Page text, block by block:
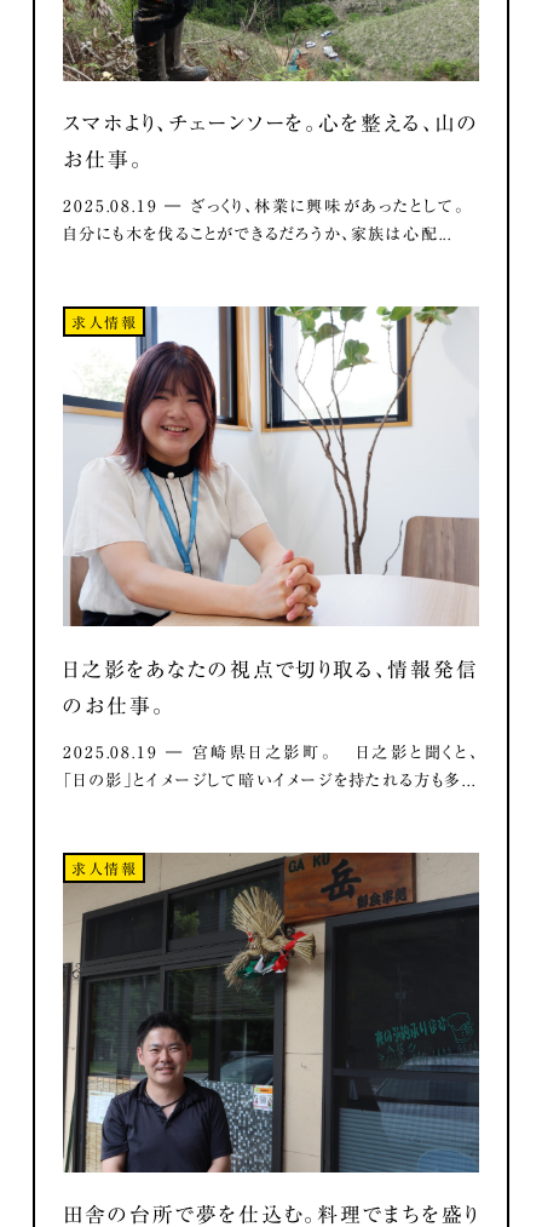
スマホより、チェーンソーを。心を整える、山の
お仕事。
2025.08.19 ― ざっくり、林業に興味があったとして。
自分にも木を伐ることができるだろうか、家族は心配...
求人情報
日之影をあなたの視点で切り取る、情報発信
のお仕事。
2025.08.19 ― 宮崎県日之影町。 日之影と聞くと、
「日の影」とイメージして暗いイメージを持たれる方も多...
求人情報
田舎の台所で夢を仕込む。料理でまちを盛り